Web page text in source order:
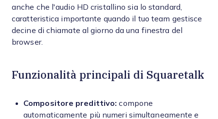
anche che l'audio HD cristallino sia lo standard,
caratteristica importante quando il tuo team gestisce
decine di chiamate al giorno da una finestra del
browser.
Funzionalità principali di Squaretalk
Compositore predittivo: compone
automaticamente più numeri simultaneamente e